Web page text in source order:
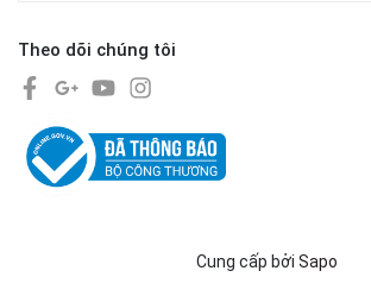
Theo dõi chúng tôi
Cung cấp bởi Sapo